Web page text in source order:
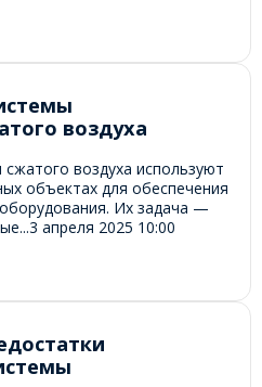
воздуха
воздуха используют
объектах для обеспечения
Их задача —
3 апреля 2025 10:00